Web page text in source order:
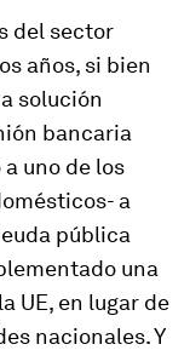
del sector
años, si bien
solución
bancaria
uno de los
a
pública
una
UE, en lugar de
nacionales. Y